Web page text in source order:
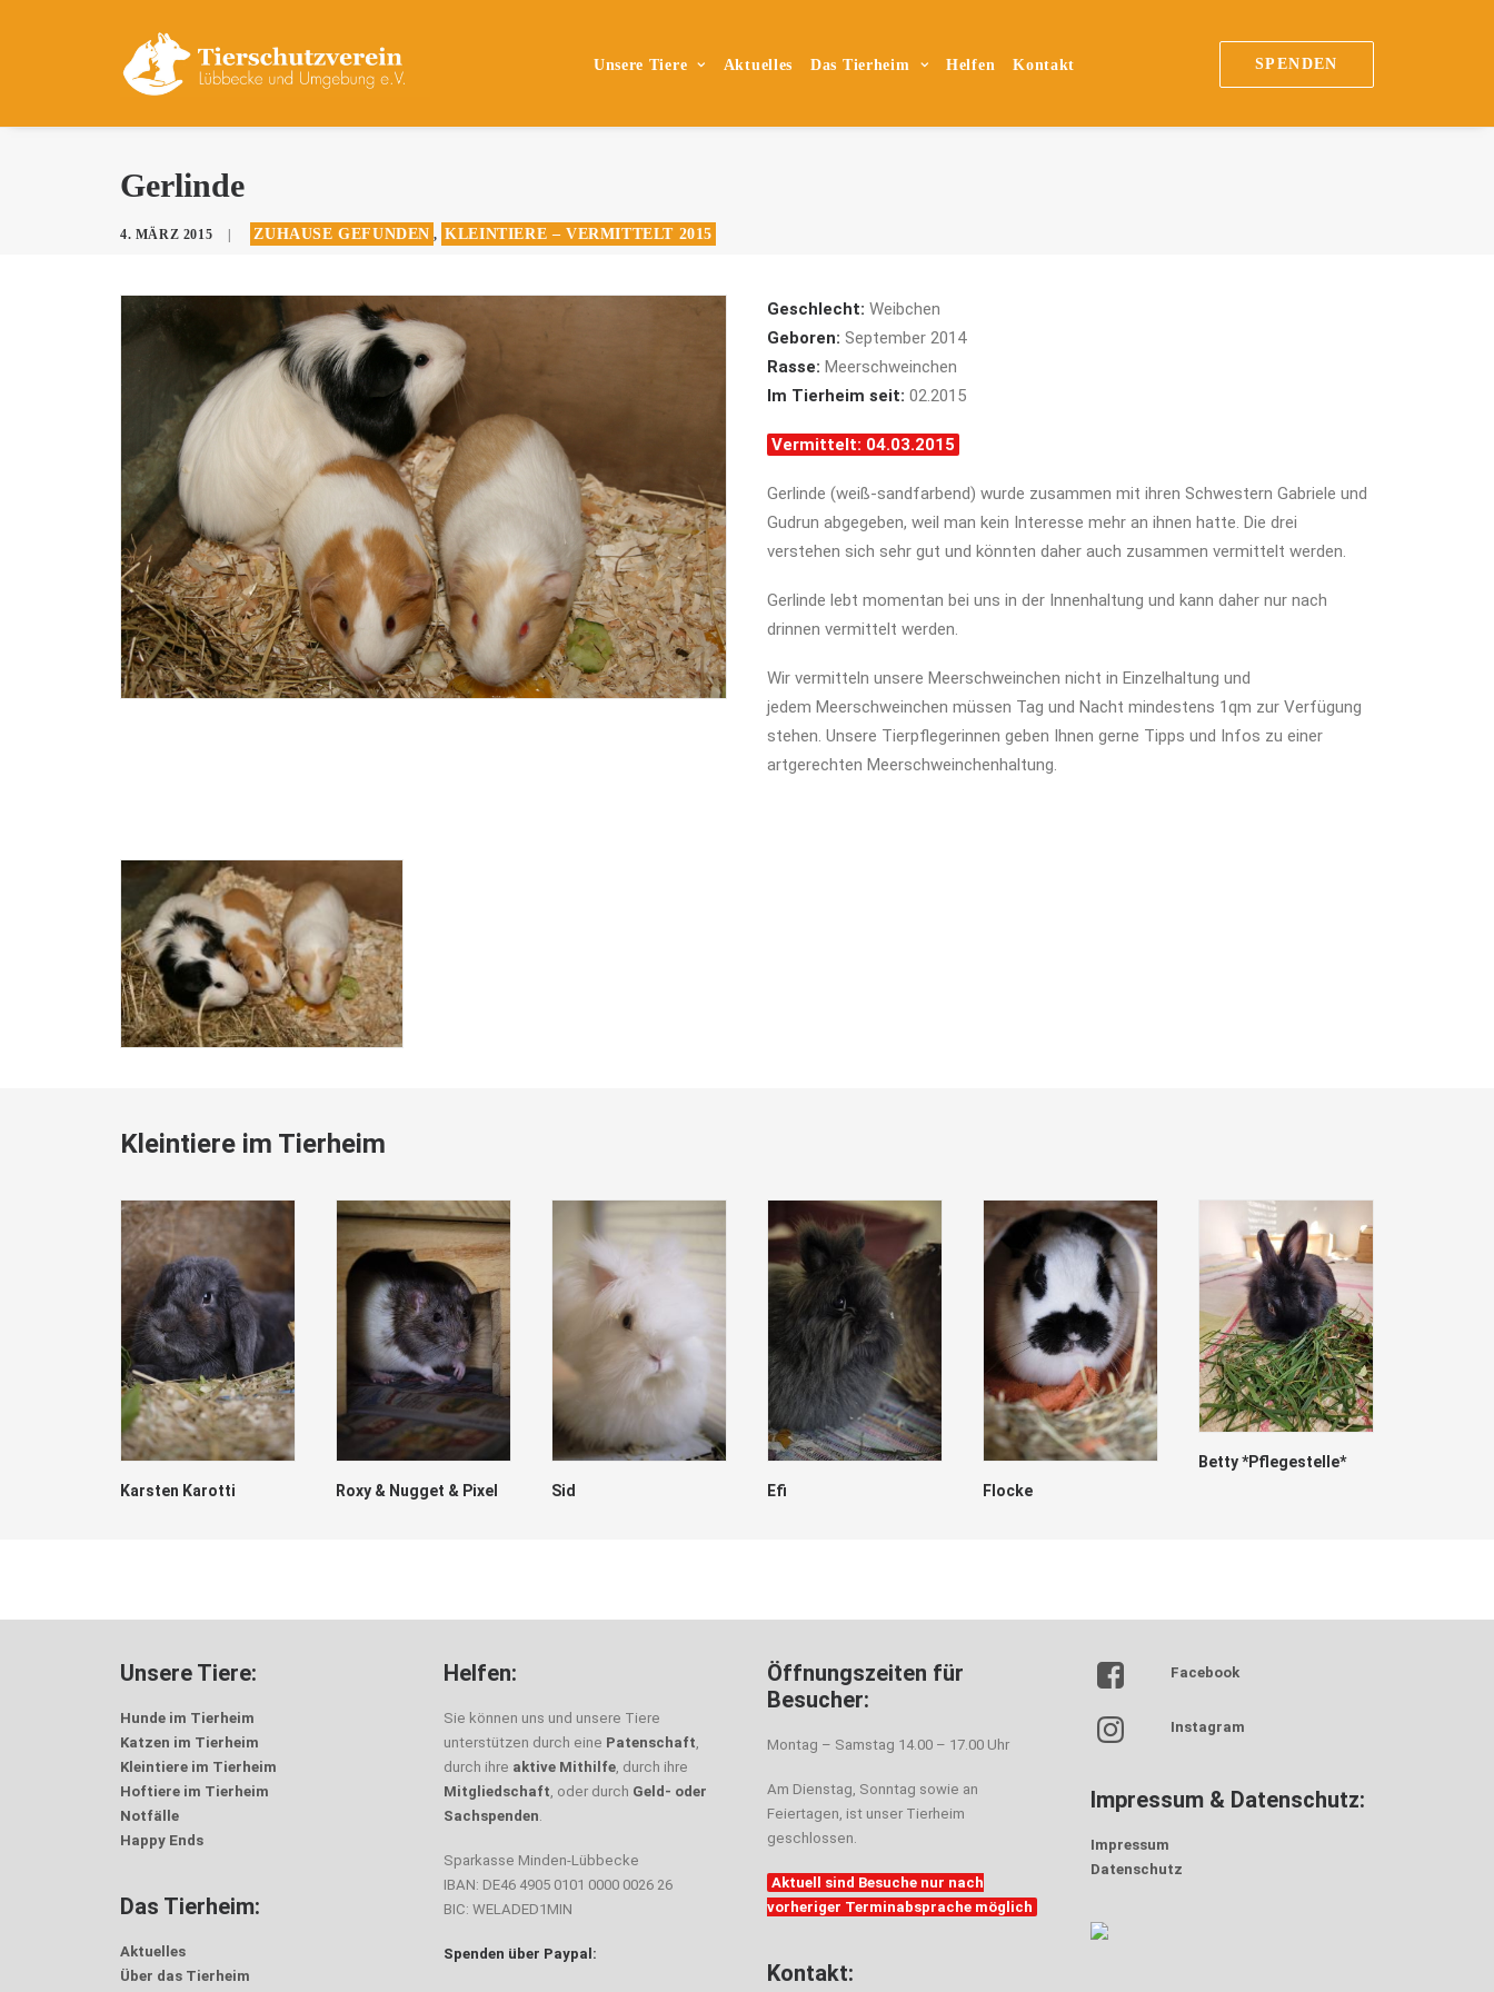
Unsere Tiere Aktuelles Das Tierheim Helfen Kontakt SPENDEN
Gerlinde
4. MÄRZ 2015 ZUHAUSE GEFUNDEN , KLEINTIERE – VERMITTELT 2015
Geschlecht: Weibchen
Geboren: September 2014
Rasse: Meerschweinchen
Im Tierheim seit: 02.2015
Vermittelt: 04.03.2015
Gerlinde (weiß-sandfarbend) wurde zusammen mit ihren Schwestern Gabriele und
Gudrun abgegeben, weil man kein Interesse mehr an ihnen hatte. Die drei
verstehen sich sehr gut und könnten daher auch zusammen vermittelt werden.
Gerlinde lebt momentan bei uns in der Innenhaltung und kann daher nur nach
drinnen vermittelt werden.
Wir vermitteln unsere Meerschweinchen nicht in Einzelhaltung und
jedem Meerschweinchen müssen Tag und Nacht mindestens 1qm zur Verfügung
stehen. Unsere Tierpflegerinnen geben Ihnen gerne Tipps und Infos zu einer
artgerechten Meerschweinchenhaltung.
Kleintiere im Tierheim
Karsten Karotti Roxy & Nugget & Pixel Sid Efi Flocke
Betty *Pflegestelle*
Unsere Tiere:
Hunde im Tierheim
Katzen im Tierheim
Kleintiere im Tierheim
Hoftiere im Tierheim
Notfälle
Happy Ends
Das Tierheim:
Aktuelles
Über das Tierheim
Helfen:
Sie können uns und unsere Tiere
unterstützen durch eine Patenschaft,
durch ihre aktive Mithilfe, durch ihre
Mitgliedschaft, oder durch Geld- oder
Sachspenden.
Sparkasse Minden-Lübbecke
IBAN: DE46 4905 0101 0000 0026 26
BIC: WELADED1MIN
Spenden über Paypal:
Öffnungszeiten für
Besucher:
Montag – Samstag 14.00 – 17.00 Uhr
Am Dienstag, Sonntag sowie an
Feiertagen, ist unser Tierheim
geschlossen.
Aktuell sind Besuche nur nach
vorheriger Terminabsprache möglich
Kontakt:
Facebook
Instagram
Impressum & Datenschutz:
Impressum
Datenschutz